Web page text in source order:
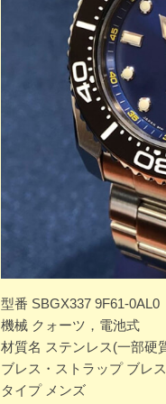
型番 SBGX337 9F61-0AL0
機械 クォーツ，電池式
材質名 ステンレス(一部硬
ブレス・ストラップ ブレス
タイプ メンズ